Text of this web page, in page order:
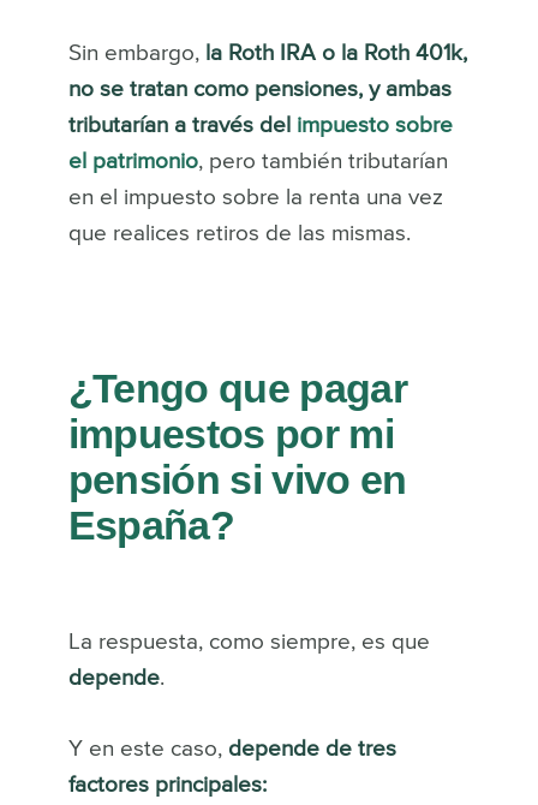
Sin embargo, la Roth IRA o la Roth 401k,
no se tratan como pensiones, y ambas
tributarían a través del impuesto sobre
el patrimonio, pero también tributarían
en el impuesto sobre la renta una vez
que realices retiros de las mismas.
¿Tengo que pagar
impuestos por mi
pensión si vivo en
España?
La respuesta, como siempre, es que
depende.
Y en este caso, depende de tres
factores principales: